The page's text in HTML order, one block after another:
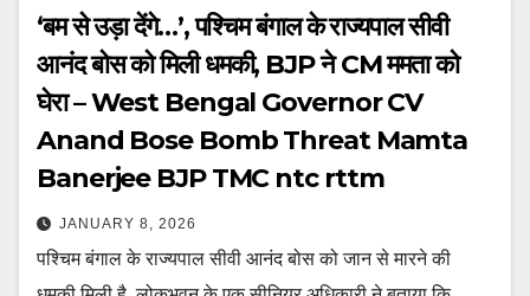
‘बम से उड़ा देंगे…’, पश्चिम बंगाल के राज्यपाल सीवी
आनंद बोस को मिली धमकी, BJP ने CM ममता को
घेरा – West Bengal Governor CV
Anand Bose Bomb Threat Mamta
Banerjee BJP TMC ntc rttm
JANUARY 8, 2026
पश्चिम बंगाल के राज्यपाल सीवी आनंद बोस को जान से मारने की